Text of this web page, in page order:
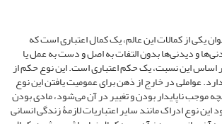
یکی از کمالات این عالم، یک کمال اعتباری است که
و دیدنی‌ها بدون التفات به اصل و دست به عمل یا
اساس این نسبت، یک حکم اعتباری است. این نوع حکم از
عواملی در خارج از ذهن برای عمومیت یافتن این نوع
موجب ناپایدار بودن و تغییر در آن می‌شود، مادی بودن
نوع ادراک مانند سایر اعتباریات لازمۀ زندگی انسانی